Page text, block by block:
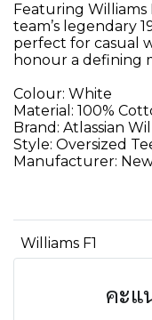
Featuring Williams
team’s legendary
perfect for casual
honour a defining
Colour: White
Material: 100%
Brand: Atlassian
Style: Oversized
Manufacturer:
Williams F1
คะแ